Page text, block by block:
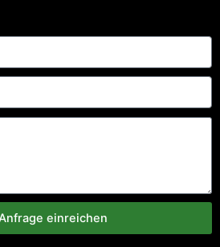
einreichen